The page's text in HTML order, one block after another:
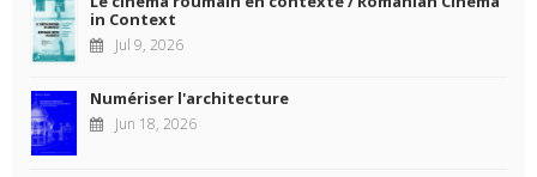
in Context
Jul 9, 2026
Numériser l'architecture
Jun 18, 2026